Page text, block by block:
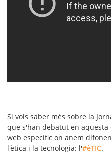
Si vols saber més sobre la
que s'han debatut en
web específic on anem
l'ètica i la tecnologia: l'#èTIC.